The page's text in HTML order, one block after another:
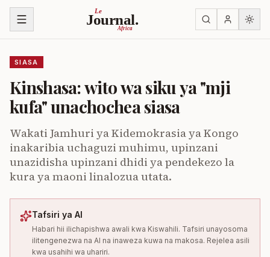
Ruka kwenye yaliyomo
Le
Journal.
Africa
SIASA
Kinshasa: wito wa siku ya "mji
kufa" unachochea siasa
Wakati Jamhuri ya Kidemokrasia ya Kongo
inakaribia uchaguzi muhimu, upinzani
unazidisha upinzani dhidi ya pendekezo la
kura ya maoni linalozua utata.
Tafsiri ya AI
Habari hii ilichapishwa awali kwa Kiswahili. Tafsiri unayosoma
ilitengenezwa na AI na inaweza kuwa na makosa. Rejelea asili
kwa usahihi wa uhariri.